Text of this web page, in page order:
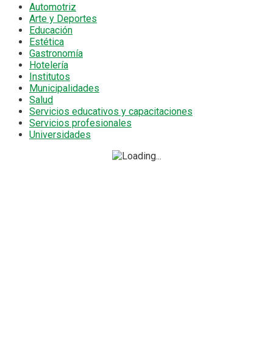
Automotriz
Arte y Deportes
Educación
Estética
Gastronomía
Hotelería
Institutos
Municipalidades
Salud
Servicios educativos y capacitaciones
Servicios profesionales
Universidades